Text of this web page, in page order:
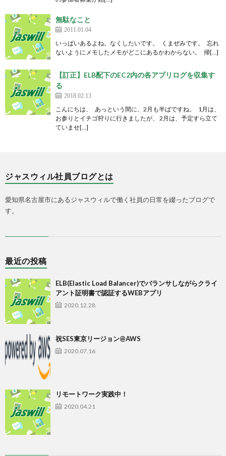
無駄なこと
2011.01.04
いっぱいあるよね。なくしたいです。 くまぜみです。 忘れ
ないようにメモしたメモがどこにあるかわからない。 掃[…]
【訂正】ELB配下のEC2内の各アプリログを収集す
る
2018.02.13
こんにちは、 あっという間に、2月も半ばですね。 1月は、
お参りとイチゴ狩りに行きましたが、 2月は、予定すら立て
ていませ[…]
ジャスウィル社員ブログとは
愛知県名古屋市にあるジャスウィルで働く社員の日常を綴ったブログで
す。
最近の投稿
ELB(Elastic Load Balancer)でバランサしながらクライ
アント証明書で認証するWEBアプリ
2020.12.28
祝SES東京リージョン@AWS
2020.07.16
リモートワーク実践中！
2020.04.21